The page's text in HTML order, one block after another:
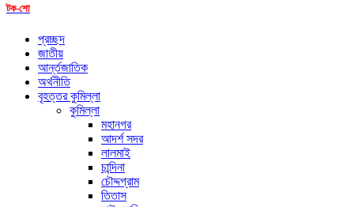
টক-শো
প্রচ্ছদ
জাতীয়
আর্ন্তজাতিক
অর্থনীতি
বৃহত্তর কুমিল্লা
কুমিল্লা
মহানগর
আদর্শ সদর
লালমাই
চান্দিনা
চৌদ্দগ্রাম
তিতাস